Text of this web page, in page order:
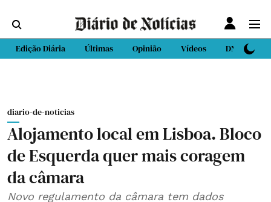
Edição Diária Últimas Opinião Vídeos DN Sport
diario-de-noticias
Alojamento local em Lisboa. Bloco
de Esquerda quer mais coragem
da câmara
Novo regulamento da câmara tem dados